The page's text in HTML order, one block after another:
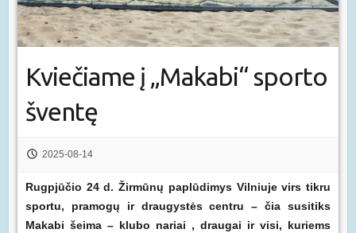
Kviečiame į „Makabi“ sporto
šventę
2025-08-14
Rugpjūčio 24 d. Žirmūnų paplūdimys Vilniuje virs tikru
sportu, pramogų ir draugystės centru – čia susitiks
Makabi šeima – klubo nariai , draugai ir visi, kuriems